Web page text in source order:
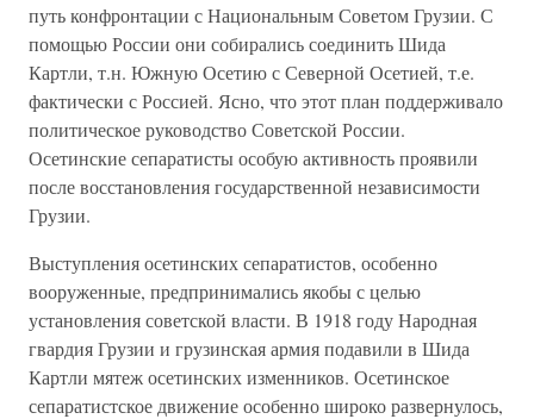
путь конфронтации с Национальным Советом Грузии. С
помощью России они собирались соединить Шида
Картли, т.н. Южную Осетию с Северной Осетией, т.е.
фактически с Россией. Ясно, что этот план поддерживало
политическое руководство Советской России.
Осетинские сепаратисты особую активность проявили
после восстановления государственной независимости
Грузии.
Выступления осетинских сепаратистов, особенно
вооруженные, предпринимались якобы с целью
установления советской власти. В 1918 году Народная
гвардия Грузии и грузинская армия подавили в Шида
Картли мятеж осетинских изменников. Осетинское
сепаратистское движение особенно широко развернулось,